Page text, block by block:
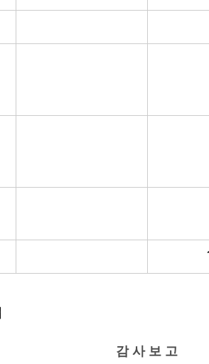
감 사 보 고